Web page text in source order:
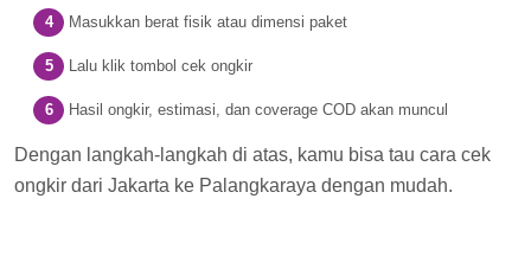
Masukkan berat fisik atau dimensi paket
Lalu klik tombol cek ongkir
Hasil ongkir, estimasi, dan coverage COD akan muncul
Dengan langkah-langkah di atas, kamu bisa tau cara cek
ongkir dari Jakarta ke Palangkaraya dengan mudah.